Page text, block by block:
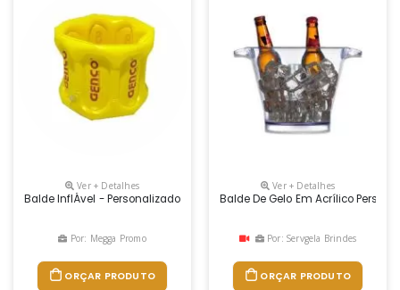
Ver + Detalhes
Balde InflÁvel - Personalizado De Pvc - Tamanho 24x20
Por: Megga Promo
ORÇAR PRODUTO
Ver + Detalhes
Balde De Gelo Em Acrílico
Por: Servgela Brindes
ORÇAR PRODUTO